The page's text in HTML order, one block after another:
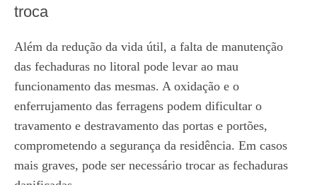
troca
Além da redução da vida útil, a falta de manutenção
das fechaduras no litoral pode levar ao mau
funcionamento das mesmas. A oxidação e o
enferrujamento das ferragens podem dificultar o
travamento e destravamento das portas e portões,
comprometendo a segurança da residência. Em casos
mais graves, pode ser necessário trocar as fechaduras